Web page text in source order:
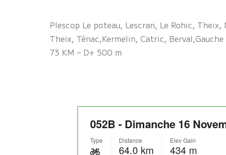
Plescop Le poteau, Lescran, Le Rohic,
Theix, Ténac,Kermelin, Catric,
73 KM – D+ 500 m